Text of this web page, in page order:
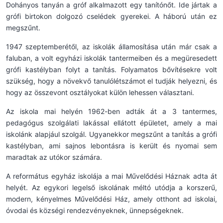
Dohányos tanyán a gróf alkalmazott egy tanítónőt. Ide jártak a
grófi birtokon dolgozó cselédek gyerekei. A háború után ez
megszűnt.
1947 szeptemberétől, az iskolák államosítása után már csak a
faluban, a volt egyházi iskolák tantermeiben és a megüresedett
grófi kastélyban folyt a tanítás. Folyamatos bővítésekre volt
szükség, hogy a növekvő tanulólétszámot el tudják helyezni, és
hogy az összevont osztályokat külön lehessen választani.
Az iskola mai helyén 1962-ben adták át a 3 tantermes,
pedagógus szolgálati lakással ellátott épületet, amely a mai
iskolánk alapjául szolgál. Ugyanekkor megszűnt a tanítás a grófi
kastélyban, ami sajnos lebontásra is került és nyomai sem
maradtak az utókor számára.
A református egyház iskolája a mai Művelődési Háznak adta át
helyét. Az egykori legelső iskolának méltó utódja a korszerű,
modern, kényelmes Művelődési Ház, amely otthont ad iskolai,
óvodai és községi rendezvényeknek, ünnepségeknek.